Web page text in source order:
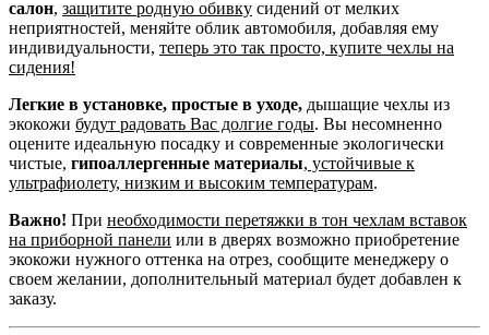
салон, защитите родную обивку сидений от мелких
неприятностей, меняйте облик автомобиля, добавляя ему
индивидуальности, теперь это так просто, купите чехлы на
сидения!
Легкие в установке, простые в уходе, дышащие чехлы из
экокожи будут радовать Вас долгие годы. Вы несомненно
оцените идеальную посадку и современные экологически
чистые, гипоаллергенные материалы, устойчивые к
ультрафиолету, низким и высоким температурам.
Важно! При необходимости перетяжки в тон чехлам вставок
на приборной панели или в дверях возможно приобретение
экокожи нужного оттенка на отрез, сообщите менеджеру о
своем желании, дополнительный материал будет добавлен к
заказу.